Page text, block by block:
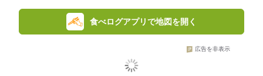
食べログアプリで地図を開く
広告を非表示